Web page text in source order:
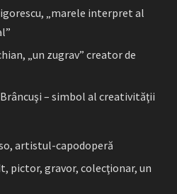
„marele interpret al
„un zugrav” creator de
– simbol al creativităţii
artistul-capodoperă
pictor, gravor, colecţionar, un